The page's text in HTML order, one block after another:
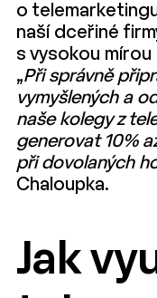
o
naší dceřiné
s vysokou
„Při správně
vymyšlených a
naše kolegy z
generovat 10%
při dovolaných
Chaloupka.
Jak